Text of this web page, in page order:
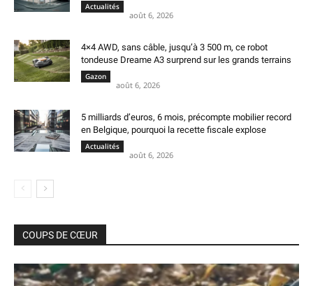
Actualités
août 6, 2026
4×4 AWD, sans câble, jusqu’à 3 500 m, ce robot
tondeuse Dreame A3 surprend sur les grands terrains
Gazon
août 6, 2026
5 milliards d’euros, 6 mois, précompte mobilier record
en Belgique, pourquoi la recette fiscale explose
Actualités
août 6, 2026
COUPS DE CŒUR